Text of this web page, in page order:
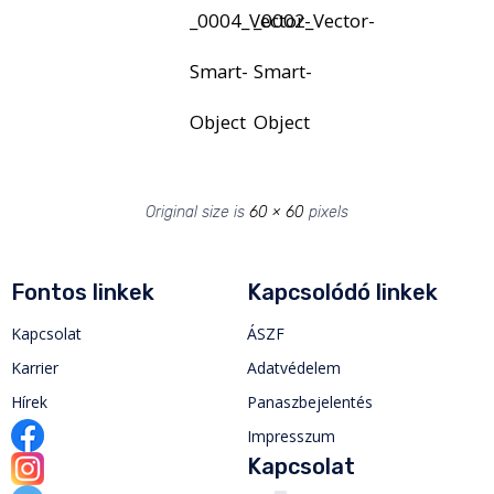
_0004_Vector-
Smart-
Object
_0002_Vector-
Smart-
Object
Original size is 60 × 60 pixels
Fontos linkek
Kapcsolat
Karrier
Hírek
Kapcsolódó linkek
ÁSZF
Adatvédelem
Panaszbejelentés
Impresszum
Kapcsolat